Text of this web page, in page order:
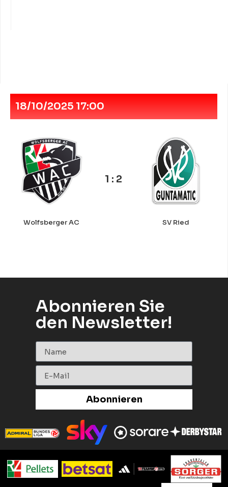
18/10/2025 17:00
Wolfsberger AC
1 : 2
SV Ried
Abonnieren Sie
den Newsletter!
Abonnieren